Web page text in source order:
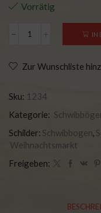
Vorrätig
IN
Zur Wunschliste
Sku: 1234
Kategorie:
Schilder: Schwibbogen,
Weihnachtsmarkt
Freigeben: